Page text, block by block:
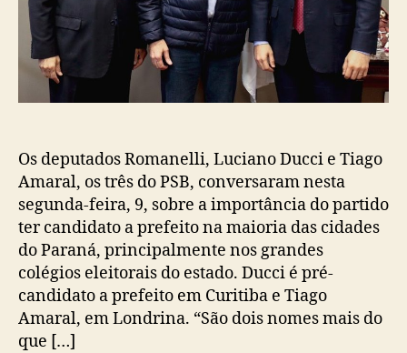
Os deputados Romanelli, Luciano Ducci e Tiago
Amaral, os três do PSB, conversaram nesta
segunda-feira, 9, sobre a importância do partido
ter candidato a prefeito na maioria das cidades
do Paraná, principalmente nos grandes
colégios eleitorais do estado. Ducci é pré-
candidato a prefeito em Curitiba e Tiago
Amaral, em Londrina. “São dois nomes mais do
que […]